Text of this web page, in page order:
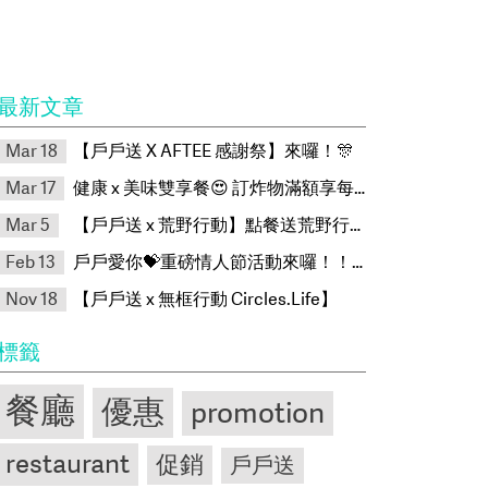
新文章
Mar 18
【戶戶送 X AFTEE 感謝祭】來囉！🎊
Mar 17
健康 x 美味雙享餐😍 訂炸物滿額享每朝双纖綠茶🎉
Mar 5
【戶戶送 x 荒野行動】點餐送荒野行動限量虛寶卡
Feb 13
戶戶愛你💝重磅情人節活動來囉！！！
Nov 18
【戶戶送 x 無框行動 Circles.Life】
籤
餐廳 優惠 promotion
restaurant 促銷 戶戶送